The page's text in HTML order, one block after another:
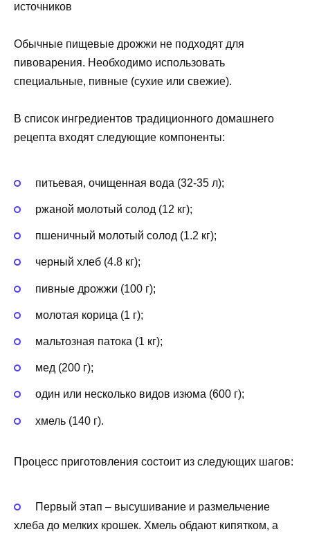
источников
Обычные пищевые дрожжи не подходят для
пивоварения. Необходимо использовать
специальные, пивные (сухие или свежие).
В список ингредиентов традиционного домашнего
рецепта входят следующие компоненты:
питьевая, очищенная вода (32-35 л);
ржаной молотый солод (12 кг);
пшеничный молотый солод (1.2 кг);
черный хлеб (4.8 кг);
пивные дрожжи (100 г);
молотая корица (1 г);
мальтозная патока (1 кг);
мед (200 г);
один или несколько видов изюма (600 г);
хмель (140 г).
Процесс приготовления состоит из следующих шагов:
Первый этап – высушивание и размельчение
хлеба до мелких крошек. Хмель обдают кипятком, а